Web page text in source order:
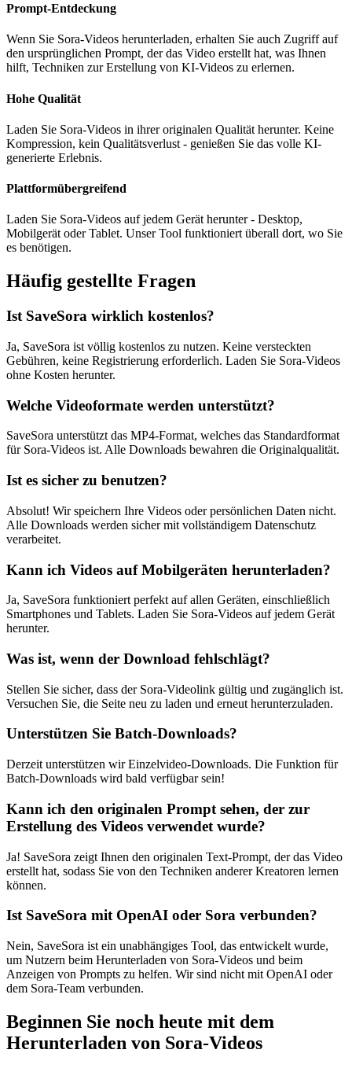
Prompt-Entdeckung
Wenn Sie Sora-Videos herunterladen, erhalten Sie auch Zugriff auf
den ursprünglichen Prompt, der das Video erstellt hat, was Ihnen
hilft, Techniken zur Erstellung von KI-Videos zu erlernen.
Hohe Qualität
Laden Sie Sora-Videos in ihrer originalen Qualität herunter. Keine
Kompression, kein Qualitätsverlust - genießen Sie das volle KI-
generierte Erlebnis.
Plattformübergreifend
Laden Sie Sora-Videos auf jedem Gerät herunter - Desktop,
Mobilgerät oder Tablet. Unser Tool funktioniert überall dort, wo Sie
es benötigen.
Häufig gestellte Fragen
Ist SaveSora wirklich kostenlos?
Ja, SaveSora ist völlig kostenlos zu nutzen. Keine versteckten
Gebühren, keine Registrierung erforderlich. Laden Sie Sora-Videos
ohne Kosten herunter.
Welche Videoformate werden unterstützt?
SaveSora unterstützt das MP4-Format, welches das Standardformat
für Sora-Videos ist. Alle Downloads bewahren die Originalqualität.
Ist es sicher zu benutzen?
Absolut! Wir speichern Ihre Videos oder persönlichen Daten nicht.
Alle Downloads werden sicher mit vollständigem Datenschutz
verarbeitet.
Kann ich Videos auf Mobilgeräten herunterladen?
Ja, SaveSora funktioniert perfekt auf allen Geräten, einschließlich
Smartphones und Tablets. Laden Sie Sora-Videos auf jedem Gerät
herunter.
Was ist, wenn der Download fehlschlägt?
Stellen Sie sicher, dass der Sora-Videolink gültig und zugänglich ist.
Versuchen Sie, die Seite neu zu laden und erneut herunterzuladen.
Unterstützen Sie Batch-Downloads?
Derzeit unterstützen wir Einzelvideo-Downloads. Die Funktion für
Batch-Downloads wird bald verfügbar sein!
Kann ich den originalen Prompt sehen, der zur
Erstellung des Videos verwendet wurde?
Ja! SaveSora zeigt Ihnen den originalen Text-Prompt, der das Video
erstellt hat, sodass Sie von den Techniken anderer Kreatoren lernen
können.
Ist SaveSora mit OpenAI oder Sora verbunden?
Nein, SaveSora ist ein unabhängiges Tool, das entwickelt wurde,
um Nutzern beim Herunterladen von Sora-Videos und beim
Anzeigen von Prompts zu helfen. Wir sind nicht mit OpenAI oder
dem Sora-Team verbunden.
Beginnen Sie noch heute mit dem
Herunterladen von Sora-Videos